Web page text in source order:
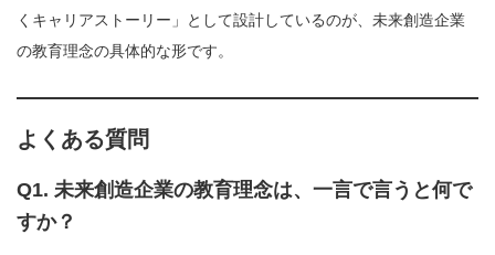
くキャリアストーリー」として設計しているのが、未来創造企業
の教育理念の具体的な形です。
よくある質問
Q1. 未来創造企業の教育理念は、一言で言うと何で
すか？